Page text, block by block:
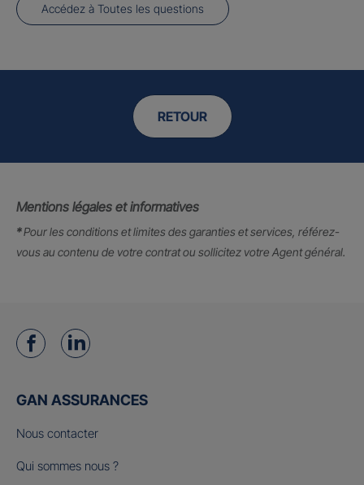
Accédez à Toutes les questions
RETOUR
Mentions légales et informatives
*Pour les conditions et limites des garanties et services, référez-
vous au contenu de votre contrat ou sollicitez votre Agent général.
GAN ASSURANCES
Nous contacter
Qui sommes nous ?